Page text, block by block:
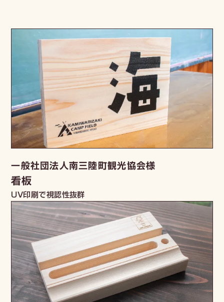
一般社団法人南三陸町観光協会様
看板
UV印刷で視認性抜群